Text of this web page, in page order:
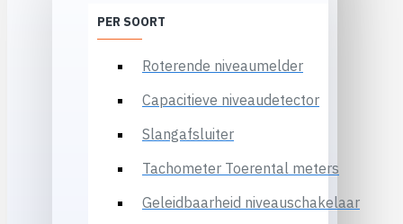
PER SOORT
Roterende niveaumelder
Capacitieve niveaudetector
Slangafsluiter
Tachometer Toerental meters
Geleidbaarheid niveauschakelaar